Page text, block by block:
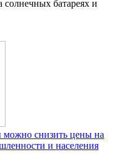
батареях и
можно снизить цены на
и населения